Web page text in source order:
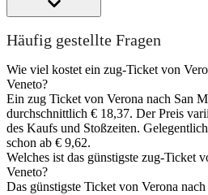
Häufig gestellte Fragen
Wie viel kostet ein zug-Ticket von
Veneto?
Ein zug Ticket von Verona nach San
durchschnittlich € 18,37. Der Preis
des Kaufs und Stoßzeiten.
schon ab € 9,62.
Welches ist das günstigste zug-Ticket
Veneto?
Das günstigste Ticket von Verona